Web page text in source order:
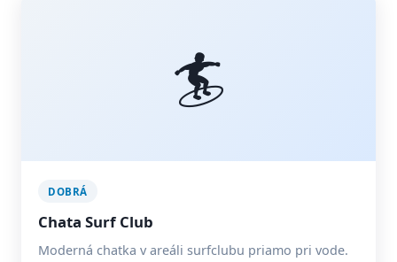
🏄
DOBRÁ
Chata Surf Club
Moderná chatka v areáli surfclubu priamo pri vode.